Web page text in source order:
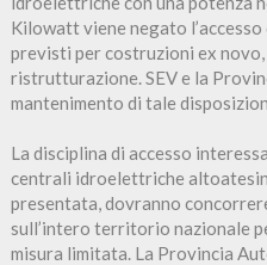
Kilowatt viene negato
previsti per costruzioni ex
ristrutturazione. SEV e la
mantenimento di tale
La disciplina di accesso
centrali idroelettriche
presentata, dovranno
sull’intero territorio nazionale
misura limitata. La Provincia